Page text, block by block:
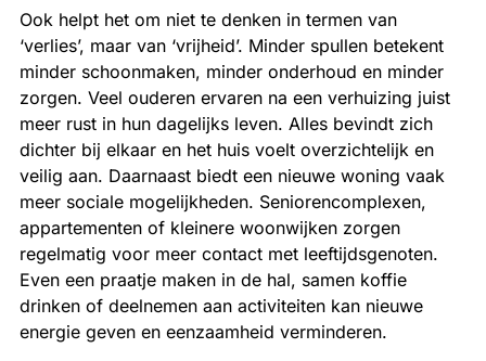
Ook helpt het om niet te denken in termen van
‘verlies’, maar van ‘vrijheid’. Minder spullen betekent
minder schoonmaken, minder onderhoud en minder
zorgen. Veel ouderen ervaren na een verhuizing juist
meer rust in hun dagelijks leven. Alles bevindt zich
dichter bij elkaar en het huis voelt overzichtelijk en
veilig aan. Daarnaast biedt een nieuwe woning vaak
meer sociale mogelijkheden. Seniorencomplexen,
appartementen of kleinere woonwijken zorgen
regelmatig voor meer contact met leeftijdsgenoten.
Even een praatje maken in de hal, samen koffie
drinken of deelnemen aan activiteiten kan nieuwe
energie geven en eenzaamheid verminderen.